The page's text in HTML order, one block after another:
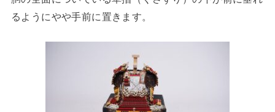
るようにやや手前に置きます。